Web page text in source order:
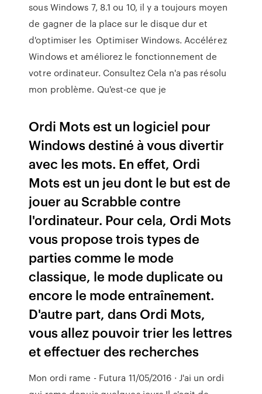
sous Windows 7, 8.1 ou 10, il y a toujours moyen
de gagner de la place sur le disque dur et
d'optimiser les Optimiser Windows. Accélérez
Windows et améliorez le fonctionnement de
votre ordinateur. Consultez Cela n'a pas résolu
mon problème. Qu'est-ce que je
Ordi Mots est un logiciel pour
Windows destiné à vous divertir
avec les mots. En effet, Ordi
Mots est un jeu dont le but est de
jouer au Scrabble contre
l'ordinateur. Pour cela, Ordi Mots
vous propose trois types de
parties comme le mode
classique, le mode duplicate ou
encore le mode entraînement.
D'autre part, dans Ordi Mots,
vous allez pouvoir trier les lettres
et effectuer des recherches
Mon ordi rame - Futura 11/05/2016 · J'ai un ordi